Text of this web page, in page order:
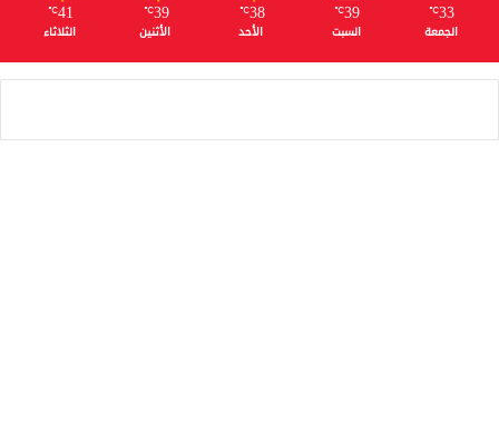
33
℃
الجمعة
39
℃
السبت
38
℃
الأحد
39
℃
الأثنين
41
℃
الثلاثاء